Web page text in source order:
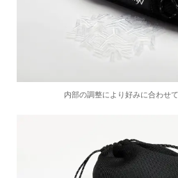
内部の調整により好みに合わせ